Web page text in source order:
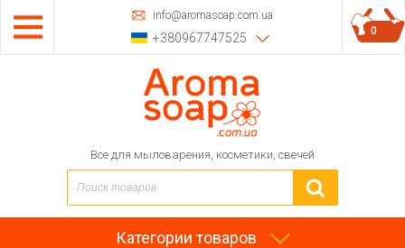
info@aromasoap.com.ua
+380967747525
Все для мыловарения, косметики, свечей
0
Категории товаров